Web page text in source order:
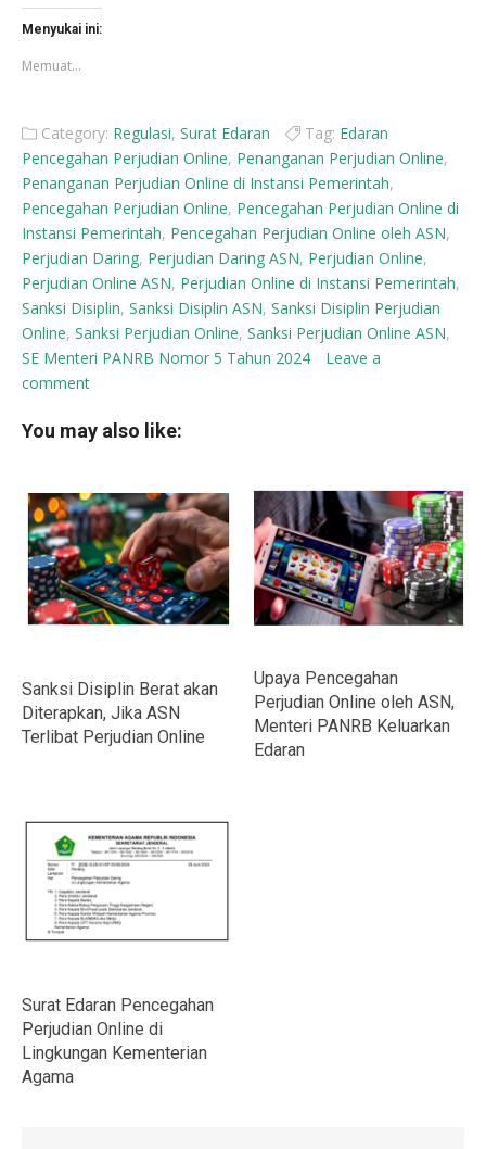
Facebook(Membuka
di
jendela
baru)
Menyukai ini:
Memuat...
Category: Regulasi, Surat Edaran Tag: Edaran
Pencegahan Perjudian Online, Penanganan Perjudian Online,
Penanganan Perjudian Online di Instansi Pemerintah,
Pencegahan Perjudian Online, Pencegahan Perjudian Online di
Instansi Pemerintah, Pencegahan Perjudian Online oleh ASN,
Perjudian Daring, Perjudian Daring ASN, Perjudian Online,
Perjudian Online ASN, Perjudian Online di Instansi Pemerintah,
Sanksi Disiplin, Sanksi Disiplin ASN, Sanksi Disiplin Perjudian
Online, Sanksi Perjudian Online, Sanksi Perjudian Online ASN,
SE Menteri PANRB Nomor 5 Tahun 2024
Leave a
comment
You may also like:
Sanksi Disiplin Berat akan
Diterapkan, Jika ASN
Terlibat Perjudian Online
Upaya Pencegahan
Perjudian Online oleh ASN,
Menteri PANRB Keluarkan
Edaran
Surat Edaran Pencegahan
Perjudian Online di
Lingkungan Kementerian
Agama